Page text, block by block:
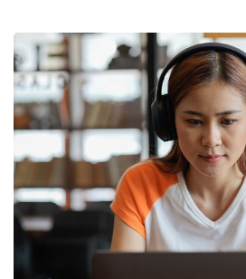
Remember me